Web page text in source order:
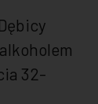
32-